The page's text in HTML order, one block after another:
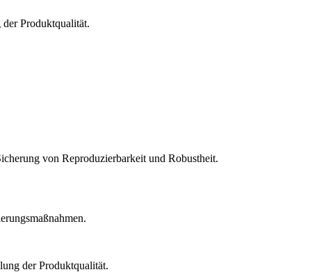
Produktqualität.
von Reproduzierbarkeit und Robustheit.
der Produktqualität.